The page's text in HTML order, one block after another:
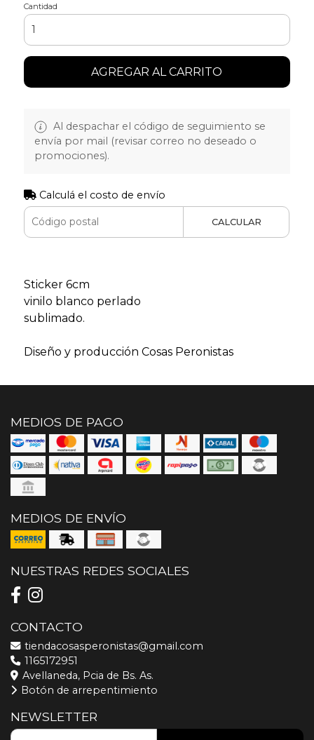
Cantidad
AGREGAR AL CARRITO
Al despachar el código de seguimiento se
envía por mail (revisar correo no deseado o
promociones).
Calculá el costo de envío
CALCULAR
Sticker 6cm
vinilo blanco perlado
sublimado.
Diseño y producción Cosas Peronistas
MEDIOS DE PAGO
MEDIOS DE ENVÍO
NUESTRAS REDES SOCIALES
CONTACTO
tiendacosasperonistas@gmail.com
1165172951
Avellaneda, Pcia de Bs. As.
Botón de arrepentimiento
NEWSLETTER